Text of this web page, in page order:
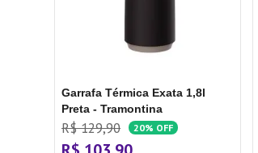
Garrafa Térmica Exata 1,8l
Preta - Tramontina
R$ 129,90 20% OFF